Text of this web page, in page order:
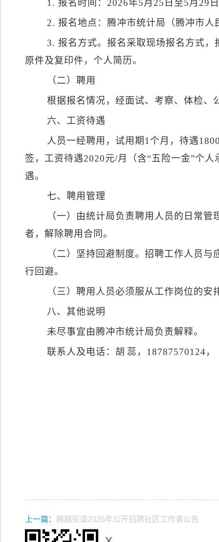
1. 报名时间： 2026年5月 25 日至5月 29
2. 报名地点：腾冲市统计局（腾冲市人
3. 报名方式。报名采取现场报名方式
原件及复印件，个人简历。
（二）聘用
根据报名情况，经面试、考察、体检、
六、工资待遇
人员一经聘用，试用期1 个月，待遇
签，工资待遇2020元/月（含“五险一金”个
遇。
七、聘用管理
（一）由统计局负责聘用人员的日常
者，解除聘用合同。
（二）坚持回避制度。招聘工作人员
行回避。
（三）聘用人员必须服从工作岗位的安
八、其他说明
未尽事宜由腾冲市统计局负责解释。
联系人及电话：胡 蕊， 18787570124，
上一篇： 腾越街道2026年公开招聘社区工作者公告